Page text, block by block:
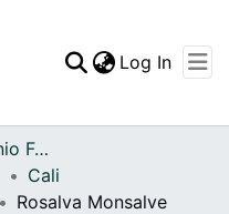
Statistics
Log In
Archivo del Patrimonio Fotográfico y Fílmico del Valle del Cauca
Cali
Rosalva Monsalve